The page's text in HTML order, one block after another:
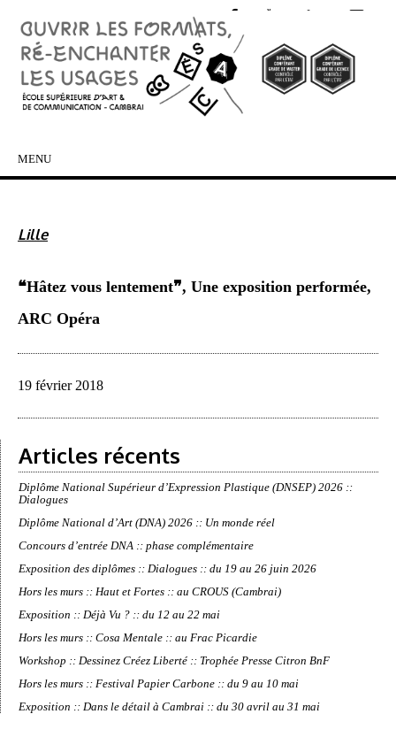
MENU
Lille
❝Hâtez vous lentement❞, Une exposition performée,
ARC Opéra
19 février 2018
Articles récents
Diplôme National Supérieur d’Expression Plastique (DNSEP) 2026 ::
Dialogues
Diplôme National d’Art (DNA) 2026 :: Un monde réel
Concours d’entrée DNA :: phase complémentaire
Exposition des diplômes :: Dialogues :: du 19 au 26 juin 2026
Hors les murs :: Haut et Fortes :: au CROUS (Cambrai)
Exposition :: Déjà Vu ? :: du 12 au 22 mai
Hors les murs :: Cosa Mentale :: au Frac Picardie
Workshop :: Dessinez Créez Liberté :: Trophée Presse Citron BnF
Hors les murs :: Festival Papier Carbone :: du 9 au 10 mai
Exposition :: Dans le détail à Cambrai :: du 30 avril au 31 mai